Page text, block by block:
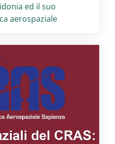
ed il suo
aerospaziale